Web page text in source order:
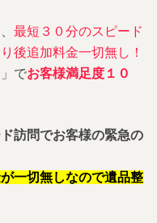
最短３０分のスピード
後追加料金一切無し！
でお客様満足度１０
訪問でお客様の緊急の
一切無しなので遺品整